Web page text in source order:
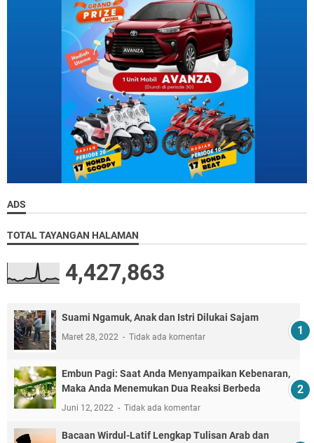
ADS
TOTAL TAYANGAN HALAMAN
4,427,863
Suami Ngamuk, Anak dan Istri Dilukai Sajam
Maret 28, 2022 Tidak ada komentar
Embun Pagi: Saat Anda Menyampaikan Kebenaran,
Maka Anda Menemukan Dua Reaksi Berbeda
Juni 12, 2022 Tidak ada komentar
Bacaan Wirdul-Latif Lengkap Tulisan Arab dan